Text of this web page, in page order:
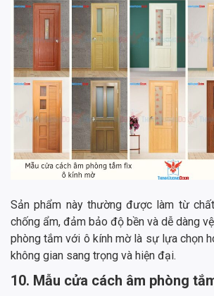
Sản phẩm này thường được làm từ
chống ẩm, đảm bảo độ bền và dễ dàng
phòng tắm với ô kính mờ là sự lựa chọn
không gian sang trọng và hiện đại.
10. Mẫu cửa cách âm phòng